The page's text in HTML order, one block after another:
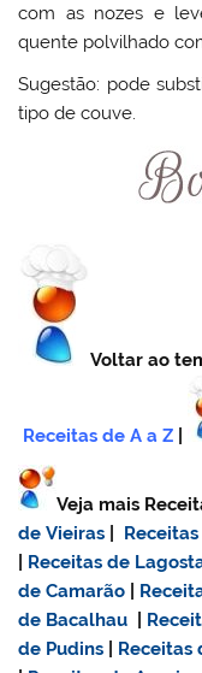
com as nozes e
quente polvilhado
Sugestão: pode
tipo de couve.
Voltar ao
Receitas de A a Z
Veja mais
de Vieiras
Receitas de
de Camarão
de Bacalhau
de Pudins
Receitas